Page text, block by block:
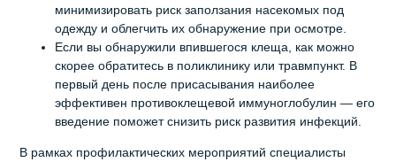
минимизировать риск заползания насекомых под
одежду и облегчить их обнаружение при осмотре.
Если вы обнаружили впившегося клеща, как можно
скорее обратитесь в поликлинику или травмпункт. В
первый день после присасывания наиболее
эффективен противоклещевой иммуноглобулин — его
введение поможет снизить риск развития инфекций.
В рамках профилактических мероприятий специалисты